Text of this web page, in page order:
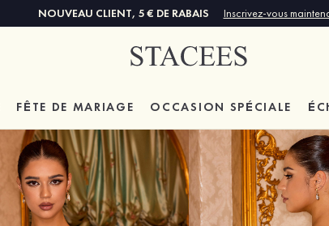
NOUVEAU CLIENT, 5 € DE RABAIS Inscrivez-vous
FÊTE DE MARIAGE OCCASION SPÉCIALE